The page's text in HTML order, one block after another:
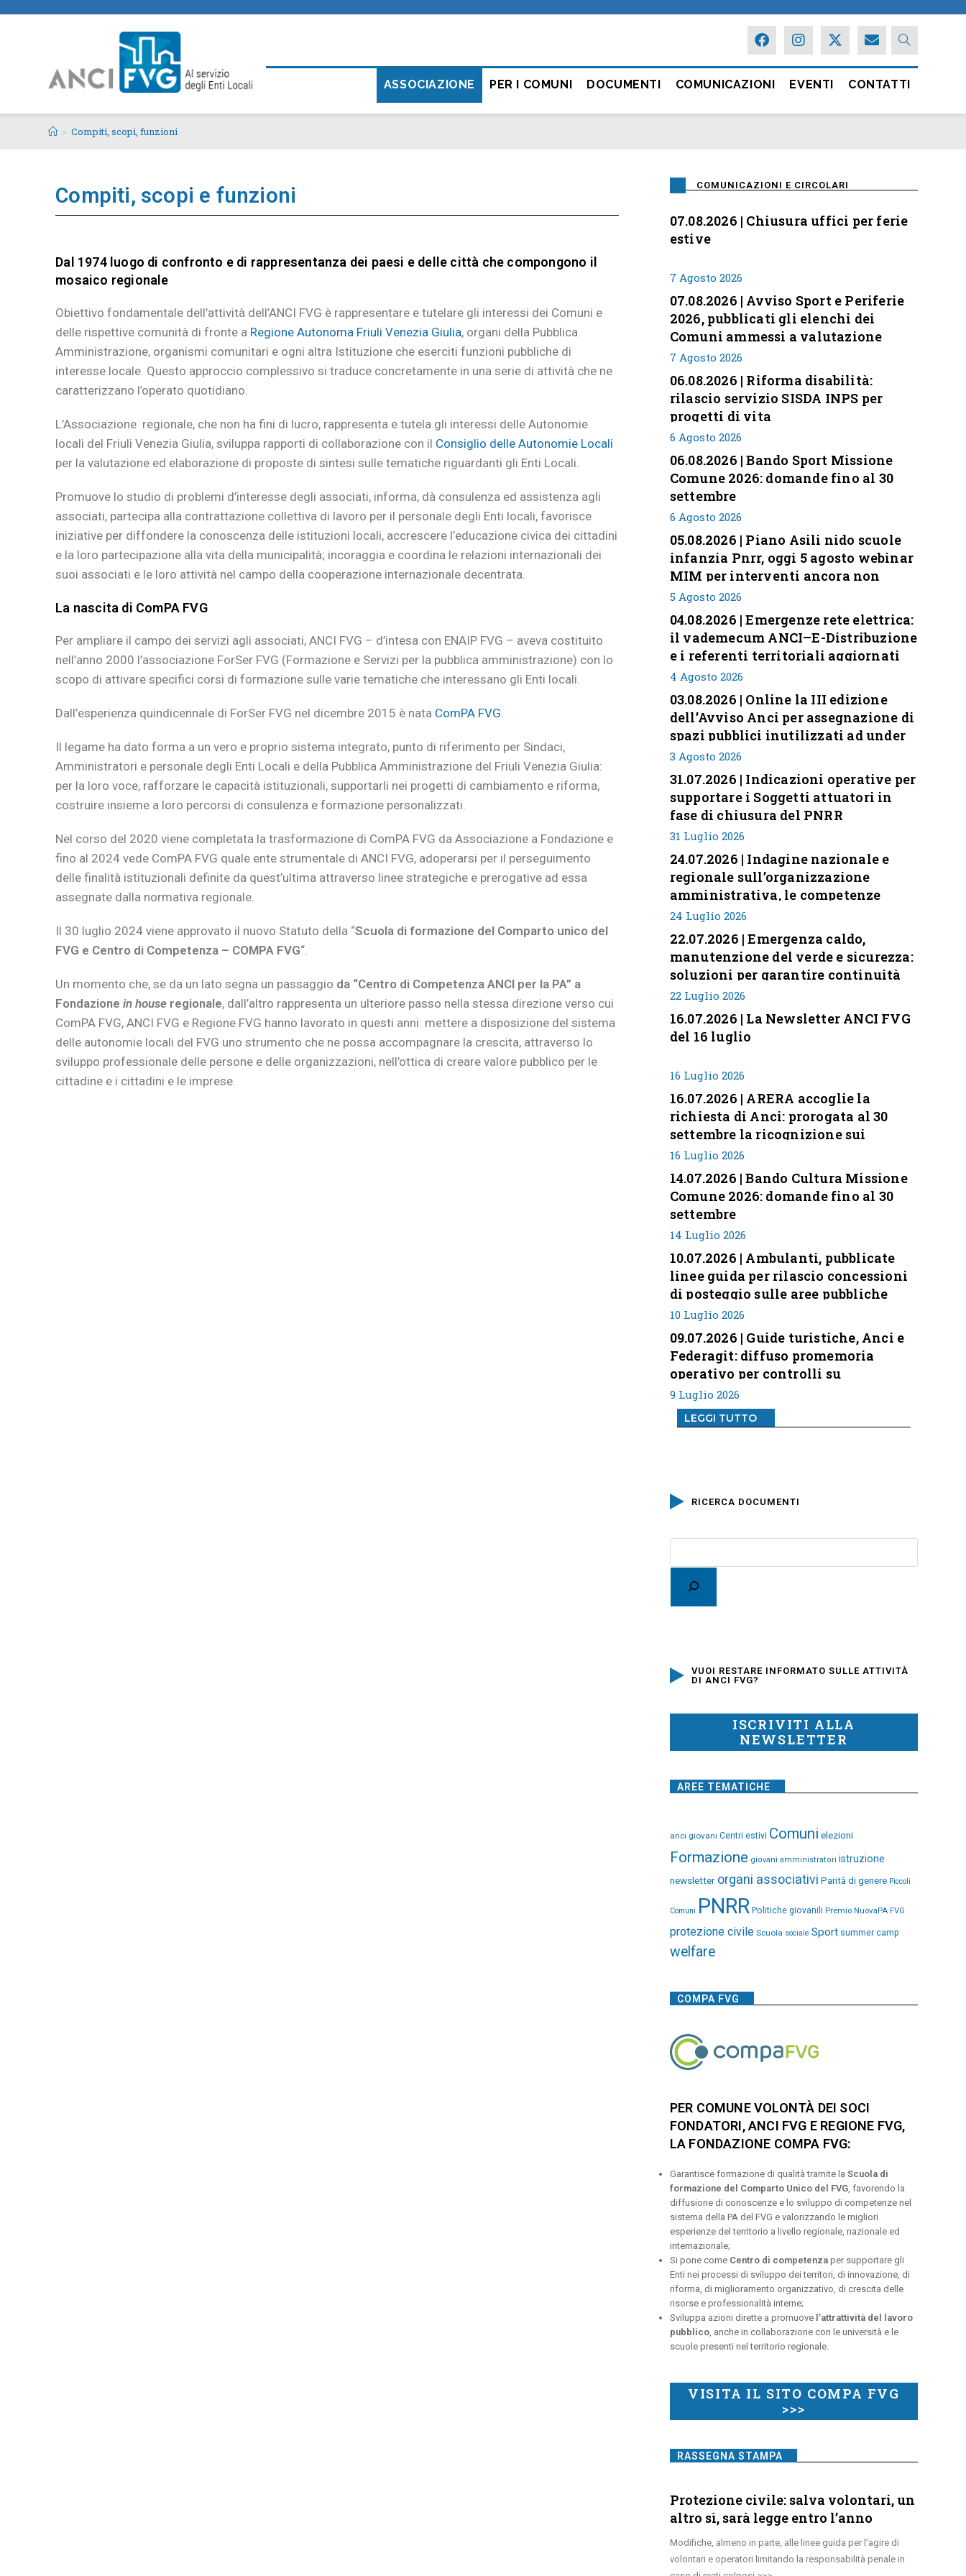
ASSOCIAZIONE PER I COMUNI DOCUMENTI COMUNICAZIONI EVENTI CONTATTI
> Compiti, scopi, funzioni
Compiti, scopi e funzioni
Dal 1974 luogo di confronto e di rappresentanza dei paesi e delle città che compongono il
mosaico regionale
Obiettivo fondamentale dell’attività dell’ANCI FVG è rappresentare e tutelare gli interessi dei Comuni e
delle rispettive comunità di fronte a Regione Autonoma Friuli Venezia Giulia, organi della Pubblica
Amministrazione, organismi comunitari e ogni altra Istituzione che eserciti funzioni pubbliche di
interesse locale. Questo approccio complessivo si traduce concretamente in una serie di attività che ne
caratterizzano l’operato quotidiano.
L’Associazione regionale, che non ha fini di lucro, rappresenta e tutela gli interessi delle Autonomie
locali del Friuli Venezia Giulia, sviluppa rapporti di collaborazione con il Consiglio delle Autonomie Locali
per la valutazione ed elaborazione di proposte di sintesi sulle tematiche riguardanti gli Enti Locali.
Promuove lo studio di problemi d’interesse degli associati, informa, dà consulenza ed assistenza agli
associati, partecipa alla contrattazione collettiva di lavoro per il personale degli Enti locali, favorisce
iniziative per diffondere la conoscenza delle istituzioni locali, accrescere l’educazione civica dei cittadini
e la loro partecipazione alla vita della municipalità; incoraggia e coordina le relazioni internazionali dei
suoi associati e le loro attività nel campo della cooperazione internazionale decentrata.
La nascita di ComPA FVG
Per ampliare il campo dei servizi agli associati, ANCI FVG – d’intesa con ENAIP FVG – aveva costituito
nell’anno 2000 l’associazione ForSer FVG (Formazione e Servizi per la pubblica amministrazione) con lo
scopo di attivare specifici corsi di formazione sulle varie tematiche che interessano gli Enti locali.
Dall’esperienza quindicennale di ForSer FVG nel dicembre 2015 è nata ComPA FVG.
Il legame ha dato forma a un vero e proprio sistema integrato, punto di riferimento per Sindaci,
Amministratori e personale degli Enti Locali e della Pubblica Amministrazione del Friuli Venezia Giulia:
per la loro voce, rafforzare le capacità istituzionali, supportarli nei progetti di cambiamento e riforma,
costruire insieme a loro percorsi di consulenza e formazione personalizzati.
Nel corso del 2020 viene completata la trasformazione di ComPA FVG da Associazione a Fondazione e
fino al 2024 vede ComPA FVG quale ente strumentale di ANCI FVG, adoperarsi per il perseguimento
delle finalità istituzionali definite da quest’ultima attraverso linee strategiche e prerogative ad essa
assegnate dalla normativa regionale.
Il 30 luglio 2024 viene approvato il nuovo Statuto della “Scuola di formazione del Comparto unico del
FVG e Centro di Competenza – COMPA FVG“.
Un momento che, se da un lato segna un passaggio da “Centro di Competenza ANCI per la PA” a
Fondazionein house regionale, dall’altro rappresenta un ulteriore passo nella stessa direzione verso cui
ComPA FVG, ANCI FVG e Regione FVG hanno lavorato in questi anni: mettere a disposizione del sistema
delle autonomie locali del FVG uno strumento che ne possa accompagnare la crescita, attraverso lo
sviluppo professionale delle persone e delle organizzazioni, nell’ottica di creare valore pubblico per le
cittadine e i cittadini e le imprese.
COMUNICAZIONI E CIRCOLARI
07.08.2026 | Chiusura uffici per ferie
estive
7 Agosto 2026
07.08.2026 | Avviso Sport e Periferie
2026, pubblicati gli elenchi dei
Comuni ammessi a valutazione
7 Agosto 2026
06.08.2026 | Riforma disabilità:
rilascio servizio SISDA INPS per
progetti di vita
6 Agosto 2026
06.08.2026 | Bando Sport Missione
Comune 2026: domande fino al 30
settembre
6 Agosto 2026
05.08.2026 | Piano Asili nido scuole
infanzia Pnrr, oggi 5 agosto webinar
MIM per interventi ancora non
conclusi
5 Agosto 2026
04.08.2026 | Emergenze rete elettrica:
il vademecum ANCI–E-Distribuzione
e i referenti territoriali aggiornati
4 Agosto 2026
03.08.2026 | Online la III edizione
dell’Avviso Anci per assegnazione di
spazi pubblici inutilizzati ad under
35
3 Agosto 2026
31.07.2026 | Indicazioni operative per
supportare i Soggetti attuatori in
fase di chiusura del PNRR
31 Luglio 2026
24.07.2026 | Indagine nazionale e
regionale sull’organizzazione
amministrativa, le competenze
professionali e i modelli di gestione
nei piccoli Comuni italiani
24 Luglio 2026
22.07.2026 | Emergenza caldo,
manutenzione del verde e sicurezza:
soluzioni per garantire continuità
servizi
22 Luglio 2026
16.07.2026 | La Newsletter ANCI FVG
del 16 luglio
16 Luglio 2026
16.07.2026 | ARERA accoglie la
richiesta di Anci: prorogata al 30
settembre la ricognizione sui
corrispettivi
16 Luglio 2026
14.07.2026 | Bando Cultura Missione
Comune 2026: domande fino al 30
settembre
14 Luglio 2026
10.07.2026 | Ambulanti, pubblicate
linee guida per rilascio concessioni
di posteggio sulle aree pubbliche
10 Luglio 2026
09.07.2026 | Guide turistiche, Anci e
Federagit: diffuso promemoria
operativo per controlli su
professione
9 Luglio 2026
LEGGI TUTTO
RICERCA DOCUMENTI
VUOI RESTARE INFORMATO SULLE ATTIVITÀ
DI ANCI FVG?
ISCRIVITI ALLA
NEWSLETTER
AREE TEMATICHE
anci giovani Centri estivi Comuni elezioni
Formazione giovani amministratori istruzione
newsletter organi associativi Parità di genere Piccoli
Comuni PNRR Politiche giovanili Premio NuovaPA FVG
protezione civile Scuola sociale Sport summer camp
welfare
COMPA FVG
PER COMUNE VOLONTÀ DEI SOCI
FONDATORI, ANCI FVG E REGIONE FVG,
LA FONDAZIONE COMPA FVG:
Garantisce formazione di qualità tramite la Scuola di
formazione del Comparto Unico del FVG, favorendo la
diffusione di conoscenze e lo sviluppo di competenze nel
sistema della PA del FVG e valorizzando le migliori
esperienze del territorio a livello regionale, nazionale ed
internazionale;
Si pone come Centro di competenzaper supportare gli
Enti nei processi di sviluppo dei territori, di innovazione, di
riforma, di miglioramento organizzativo, di crescita delle
risorse e professionalità interne;
Sviluppa azioni dirette a promuove l’attrattività del lavoro
pubblico, anche in collaborazione con le università e le
scuole presenti nel territorio regionale.
VISITA IL SITO COMPA FVG
>>>
RASSEGNA STAMPA
Protezione civile: salva volontari, un
altro sì, sarà legge entro l’anno
Modifiche, almeno in parte, alle linee guida per l’agire di
volontari e operatori limitando la responsabilità penale in